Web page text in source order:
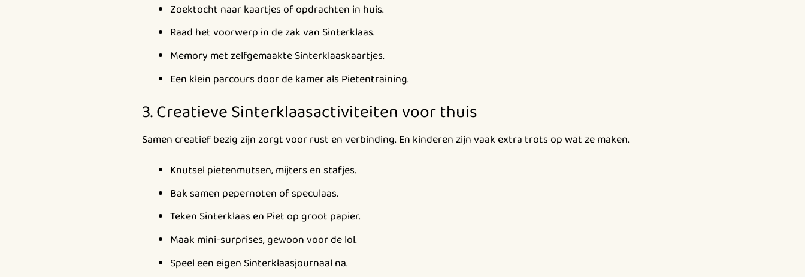
Zoektocht naar kaartjes of opdrachten in huis.
Raad het voorwerp in de zak van Sinterklaas.
Memory met zelfgemaakte Sinterklaaskaartjes.
Een klein parcours door de kamer als Pietentraining.
3. Creatieve Sinterklaasactiviteiten voor thuis
Samen creatief bezig zijn zorgt voor rust en verbinding. En kinderen zijn vaak extra trots op wat ze maken.
Knutsel pietenmutsen, mijters en stafjes.
Bak samen pepernoten of speculaas.
Teken Sinterklaas en Piet op groot papier.
Maak mini-surprises, gewoon voor de lol.
Speel een eigen Sinterklaasjournaal na.